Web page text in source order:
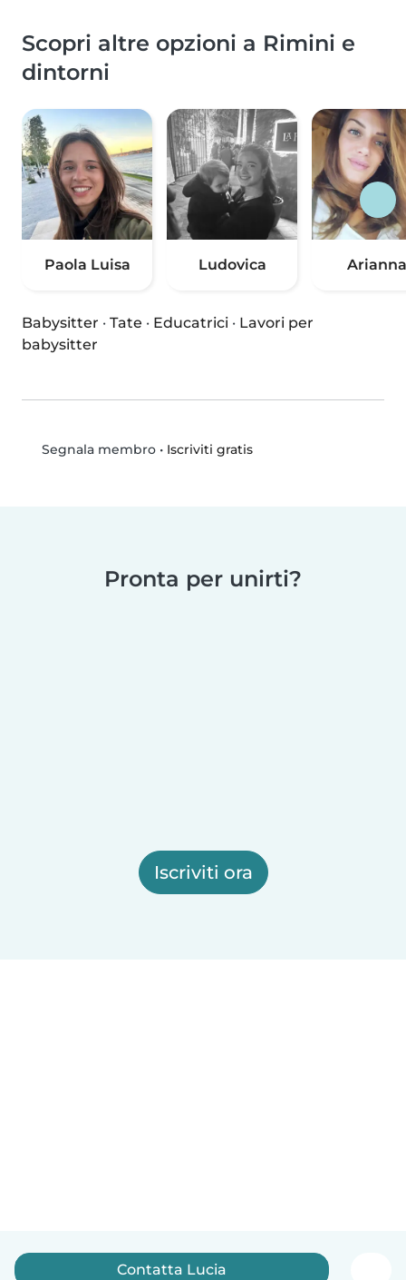
Scopri altre opzioni a Rimini e
dintorni
Paola Luisa Ludovica Arianna
Babysitter · Tate · Educatrici · Lavori per
babysitter
Segnala membro• Iscriviti gratis
Pronta per unirti?
Iscriviti ora
Contatta Lucia